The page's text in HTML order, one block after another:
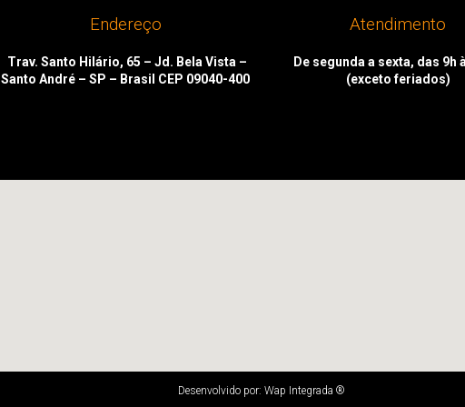
Endereço
Trav. Santo Hilário, 65 – Jd. Bela Vista –
Santo André – SP – Brasil CEP 09040-400
Atendimento
De segunda a sexta, das 9h
(exceto feriados)
Desenvolvido por: Wap Integrada ®